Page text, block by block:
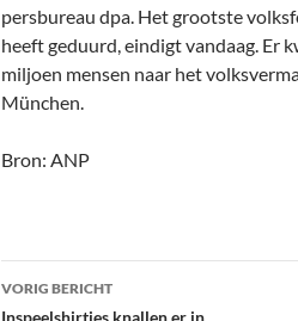
persbureau dpa. Het grootste
heeft geduurd, eindigt vandaag. Er
miljoen mensen naar het
München.
Bron: ANP
Bericht
VORIG BERICHT
Inspeelshirtjes knallen er in